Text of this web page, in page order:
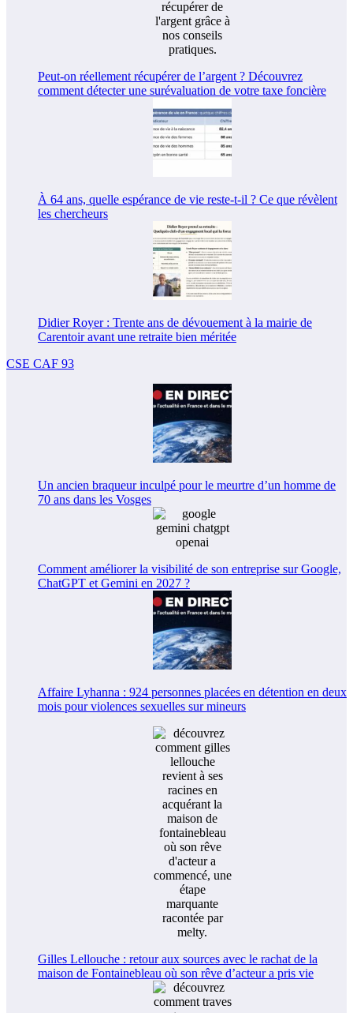
Peut-on réellement récupérer de l’argent ? Découvrez
comment détecter une surévaluation de votre taxe foncière
À 64 ans, quelle espérance de vie reste-t-il ? Ce que révèlent
les chercheurs
Didier Royer : Trente ans de dévouement à la mairie de
Carentoir avant une retraite bien méritée
CSE CAF 93
Un ancien braqueur inculpé pour le meurtre d’un homme de
70 ans dans les Vosges
Comment améliorer la visibilité de son entreprise sur Google,
ChatGPT et Gemini en 2027 ?
Affaire Lyhanna : 924 personnes placées en détention en deux
mois pour violences sexuelles sur mineurs
Gilles Lellouche : retour aux sources avec le rachat de la
maison de Fontainebleau où son rêve d’acteur a pris vie